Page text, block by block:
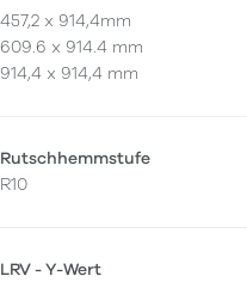
457,2 x 914,4mm
609.6 x 914.4 mm
914,4 x 914,4 mm
Rutschhemmstufe
R10
LRV - Y-Wert